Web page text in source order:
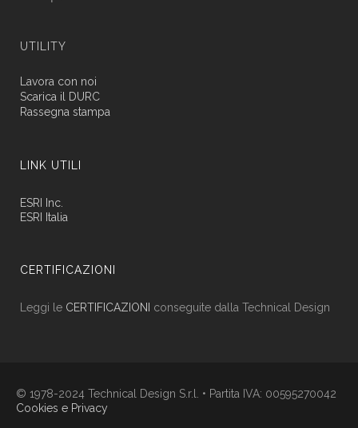
UTILITY
Lavora con noi
Scarica il DURC
Rassegna stampa
LINK UTILI
ESRI Inc.
ESRI Italia
CERTIFICAZIONI
Leggi le CERTIFICAZIONI conseguite dalla Technical Design
© 1978-2024 Technical Design S.r.l. • Partita IVA: 00595270042
Cookies e Privacy